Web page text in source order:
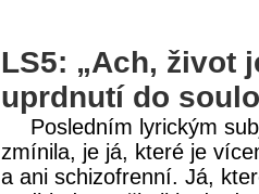
LS5: „Ach, život
uprdnutí do
Posledním lyrickým
zmínila, je já, které je
a ani schizofrenní. Já,